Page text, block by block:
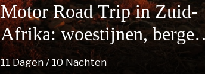
Motor Road Trip in Zuid-
Afrika: woestijnen, bergen
& oceaan
11 Dagen / 10 Nachten